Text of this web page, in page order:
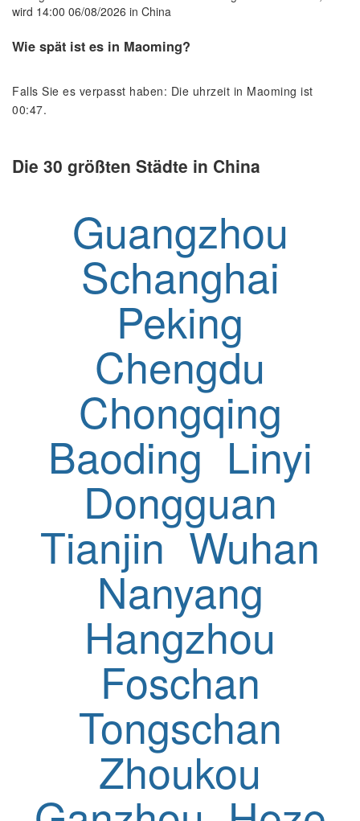
wird 14:00 06/08/2026 in China
Wie spät ist es in Maoming?
Falls Sie es verpasst haben: Die uhrzeit in Maoming ist
00:47.
Die 30 größten Städte in China
Guangzhou
Schanghai
Peking
Chengdu
Chongqing
Baoding Linyi
Dongguan
Tianjin Wuhan
Nanyang
Hangzhou
Foschan
Tongschan
Zhoukou